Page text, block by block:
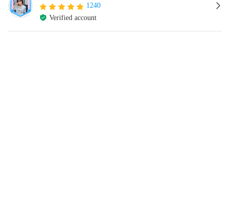
1240
Verified account